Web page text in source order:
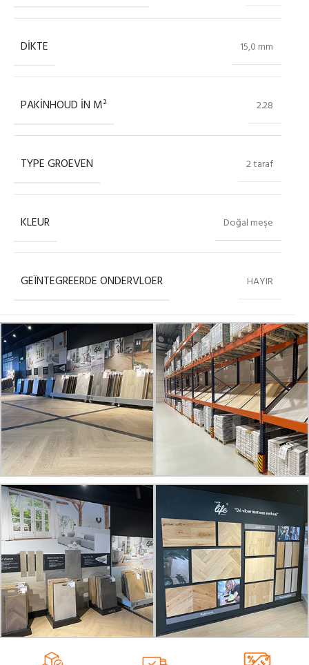
DIKTE 15,0 mm
PAKINHOUD IN M² 2.28
TYPE GROEVEN 2 taraf
KLEUR Doğal meşe
GEÏNTEGREERDE ONDERVLOER HAYIR